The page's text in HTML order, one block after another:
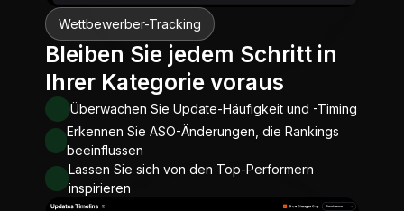
Wettbewerber-Tracking
Bleiben Sie jedem Schritt in
Ihrer Kategorie voraus
Überwachen Sie Update-Häufigkeit und -Timing
Erkennen Sie ASO-Änderungen, die Rankings
beeinflussen
Lassen Sie sich von den Top-Performern
inspirieren